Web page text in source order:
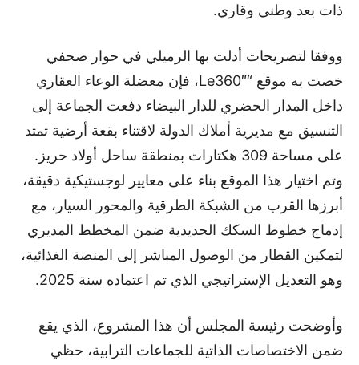
ذات بعد وطني وقاري.
ووفقا لتصريحات أدلت بها الرميلي في حوار صحفي
خصت به موقع “Le360″، فإن معضلة الوعاء العقاري
داخل المدار الحضري للدار البيضاء دفعت الجماعة إلى
التنسيق مع مديرية أملاك الدولة لاقتناء بقعة أرضية تمتد
على مساحة 309 هكتارات بمنطقة ساحل أولاد حريز.
وتم اختيار هذا الموقع بناء على معايير لوجستيكية دقيقة،
أبرزها القرب من الشبكة الطرقية والمحور السيار، مع
إدماج خطوط السكك الحديدية ضمن المخطط المديري
لتمكين القطار من الوصول المباشر إلى المنصة الغذائية،
وهو التعديل الإستراتيجي الذي تم اعتماده سنة 2025.
وأوضحت رئيسة المجلس أن هذا المشروع، الذي يقع
ضمن الاختصاصات الذاتية للجماعات الترابية، حظي